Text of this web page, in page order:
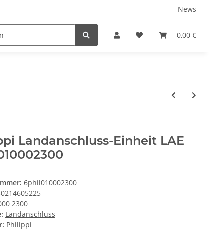
News
0,00 €
Landanschluss-Einheit LAE
6phil010002300
2300
Landanschluss
Philippi